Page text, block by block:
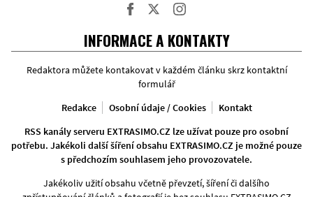
INFORMACE A KONTAKTY
Redaktora můžete kontakovat v každém článku skrz kontaktní
formulář
Redakce
Osobní údaje / Cookies
Kontakt
RSS kanály serveru EXTRASIMO.CZ lze užívat pouze pro osobní
potřebu. Jakékoli další šíření obsahu EXTRASIMO.CZ je možné pouze
s předchozím souhlasem jeho provozovatele.
Jakékoliv užití obsahu včetně převzetí, šíření či dalšího